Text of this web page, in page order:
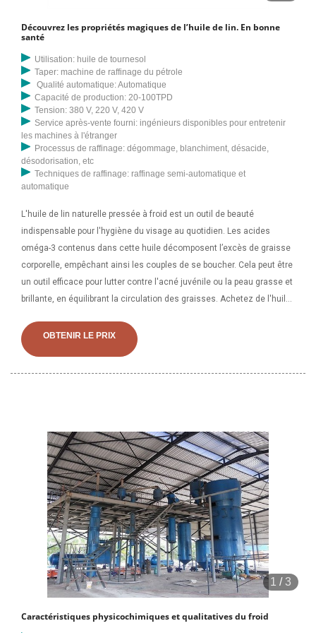
Découvrez les propriétés magiques de l’huile de lin. En bonne
santé
Utilisation: huile de tournesol
Taper: machine de raffinage du pétrole
Qualité automatique: Automatique
Capacité de production: 20-100TPD
Tension: 380 V, 220 V, 420 V
Service après-vente fourni: ingénieurs disponibles pour entretenir
les machines à l'étranger
Processus de raffinage: dégommage, blanchiment, désacide,
désodorisation, etc
Techniques de raffinage: raffinage semi-automatique et
automatique
L'huile de lin naturelle pressée à froid est un outil de beauté
indispensable pour l'hygiène du visage au quotidien. Les acides
oméga-3 contenus dans cette huile décomposent l’excès de graisse
corporelle, empêchant ainsi les couples de se boucher. Cela peut être
un outil efficace pour lutter contre l'acné juvénile ou la peau grasse et
brillante, en équilibrant la circulation des graisses. Achetez de l'huile
sur Amazon.ae aux meilleurs prix. Livraison rapide et gratuite, retours
gratuits, paiement à la livraison disponible sur les achats éligibles.
OBTENIR LE PRIX
1 /3
Caractéristiques physicochimiques et qualitatives du froid